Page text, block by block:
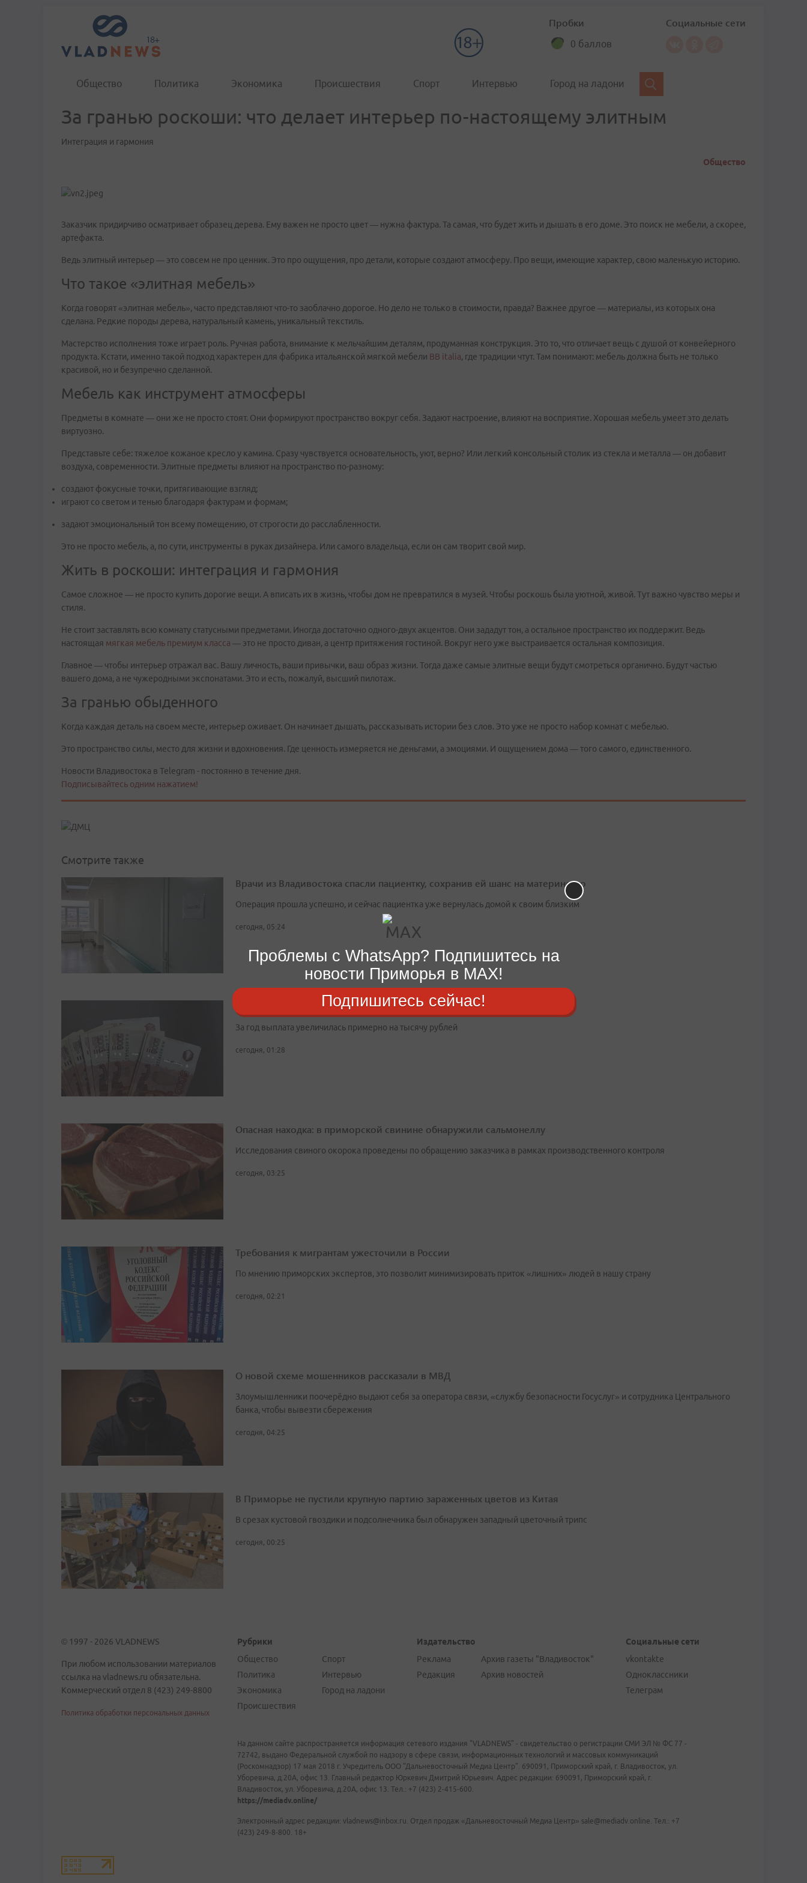
Пробки
0 баллов
Социальные сети
Общество Политика Экономика Происшествия Спорт Интервью Город на ладони
За гранью роскоши: что делает интерьер по-настоящему элитным
Интеграция и гармония
Общество
Заказчик придирчиво осматривает образец дерева. Ему важен не просто цвет — нужна фактура. Та самая, что будет жить и дышать в его доме. Это поиск не мебели, а скорее,
артефакта.
Ведь элитный интерьер — это совсем не про ценник. Это про ощущения, про детали, которые создают атмосферу. Про вещи, имеющие характер, свою маленькую историю.
Что такое «элитная мебель»
Когда говорят «элитная мебель», часто представляют что-то заоблачно дорогое. Но дело не только в стоимости, правда? Важнее другое — материалы, из которых она
сделана. Редкие породы дерева, натуральный камень, уникальный текстиль.
Мастерство исполнения тоже играет роль. Ручная работа, внимание к мельчайшим деталям, продуманная конструкция. Это то, что отличает вещь с душой от конвейерного
продукта. Кстати, именно такой подход характерен для фабрика итальянской мягкой мебели BB italia, где традиции чтут. Там понимают: мебель должна быть не только
красивой, но и безупречно сделанной.
Мебель как инструмент атмосферы
Предметы в комнате — они же не просто стоят. Они формируют пространство вокруг себя. Задают настроение, влияют на восприятие. Хорошая мебель умеет это делать
виртуозно.
Представьте себе: тяжелое кожаное кресло у камина. Сразу чувствуется основательность, уют, верно? Или легкий консольный столик из стекла и металла — он добавит
воздуха, современности. Элитные предметы влияют на пространство по-разному:
создают фокусные точки, притягивающие взгляд;
играют со светом и тенью благодаря фактурам и формам;
задают эмоциональный тон всему помещению, от строгости до расслабленности.
Это не просто мебель, а, по сути, инструменты в руках дизайнера. Или самого владельца, если он сам творит свой мир.
Жить в роскоши: интеграция и гармония
Самое сложное — не просто купить дорогие вещи. А вписать их в жизнь, чтобы дом не превратился в музей. Чтобы роскошь была уютной, живой. Тут важно чувство меры и
стиля.
Не стоит заставлять всю комнату статусными предметами. Иногда достаточно одного-двух акцентов. Они зададут тон, а остальное пространство их поддержит. Ведь
настоящая мягкая мебель премиум класса — это не просто диван, а центр притяжения гостиной. Вокруг него уже выстраивается остальная композиция.
Главное — чтобы интерьер отражал вас. Вашу личность, ваши привычки, ваш образ жизни. Тогда даже самые элитные вещи будут смотреться органично. Будут частью
вашего дома, а не чужеродными экспонатами. Это и есть, пожалуй, высший пилотаж.
За гранью обыденного
Когда каждая деталь на своем месте, интерьер оживает. Он начинает дышать, рассказывать истории без слов. Это уже не просто набор комнат с мебелью.
Это пространство силы, место для жизни и вдохновения. Где ценность измеряется не деньгами, а эмоциями. И ощущением дома — того самого, единственного.
Новости Владивостока в Telegram - постоянно в течение дня.
Подписывайтесь одним нажатием!
Смотрите также
Врачи из Владивостока спасли пациентку, сохранив ей шанс на материнство
Операция прошла успешно, и сейчас пациентка уже вернулась домой к своим близким
сегодня, 05:24
Социальная пенсия в России выросла до 16,6 тысячи рублей
За год выплата увеличилась примерно на тысячу рублей
сегодня, 01:28
Опасная находка: в приморской свинине обнаружили сальмонеллу
Исследования свиного окорока проведены по обращению заказчика в рамках производственного контроля
сегодня, 03:25
Требования к мигрантам ужесточили в России
По мнению приморских экспертов, это позволит минимизировать приток «лишних» людей в нашу страну
сегодня, 02:21
О новой схеме мошенников рассказали в МВД
Злоумышленники поочерёдно выдают себя за оператора связи, «службу безопасности Госуслуг» и сотрудника Центрального
банка, чтобы вывезти сбережения
сегодня, 04:25
В Приморье не пустили крупную партию зараженных цветов из Китая
В срезах кустовой гвоздики и подсолнечника был обнаружен западный цветочный трипс
сегодня, 00:25
© 1997 - 2026 VLADNEWS
При любом использовании материалов
ссылка на vladnews.ru обязательна.
Коммерческий отдел 8 (423) 249-8800
Политика обработки персональных данных
Рубрики
Общество
Политика
Экономика
Происшествия
Спорт
Интервью
Город на ладони
Издательство
Реклама
Редакция
Архив газеты "Владивосток"
Архив новостей
Социальные сети
vkontakte
Одноклассники
Телеграм
На данном сайте распространяется информация сетевого издания "VLADNEWS" - свидетельство о регистрации СМИ ЭЛ № ФС 77 -
72742, выдано Федеральной службой по надзору в сфере связи, информационных технологий и массовых коммуникаций
(Роскомнадзор) 17 мая 2018 г. Учредитель ООО "Дальневосточный Медиа Центр". 690091, Приморский край, г. Владивосток, ул.
Уборевича, д.20А, офис 13. Главный редактор Юркевич Дмитрий Юрьевич. Адрес редакции: 690091, Приморский край, г.
Владивосток, ул. Уборевича, д.20А, офис 13. Тел.: +7 (423) 2-415-600.
https://mediadv.online/
Электронный адрес редакции: vladnews@inbox.ru. Отдел продаж «Дальневосточный Медиа Центр» sale@mediadv.online. Тел.: +7
(423) 249-8-800. 18+
Проблемы с WhatsApp? Подпишитесь на
новости Приморья в MAX!
Подпишитесь сейчас!